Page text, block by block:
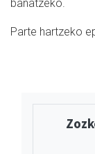
banatzeko.
Parte hartzeko